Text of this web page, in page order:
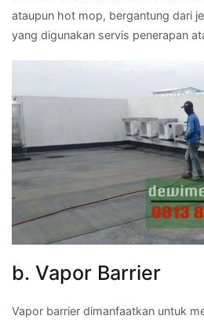
ataupun hot mop, bergantung dari
yang digunakan servis penerapan
b. Vapor Barrier
Vapor barrier dimanfaatkan untuk